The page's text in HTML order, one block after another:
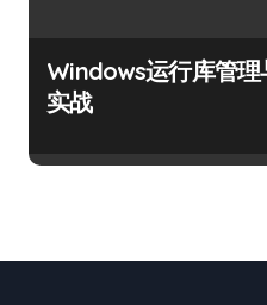
Windows运行库管理
实战